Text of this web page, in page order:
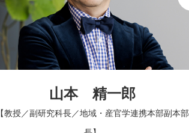
山本 精一郎
【教授／副研究科長／地域・産官学連携本部副本部